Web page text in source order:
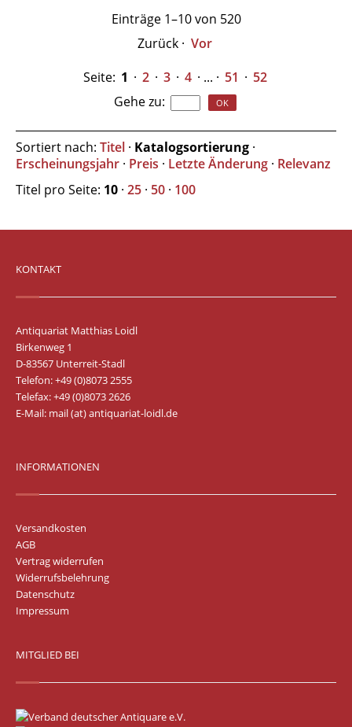
Einträge 1–10 von 520
Zurück· Vor
Seite: 1 · 2 · 3 · 4 · ... · 51 · 52
Gehe zu:
Sortiert nach: Titel · Katalogsortierung ·
Erscheinungsjahr · Preis · Letzte Änderung · Relevanz
Titel pro Seite: 10 · 25 · 50 · 100
KONTAKT
Antiquariat Matthias Loidl
Birkenweg 1
D-83567 Unterreit-Stadl
Telefon: +49 (0)8073 2555
Telefax: +49 (0)8073 2626
E-Mail: mail (at) antiquariat-loidl.de
INFORMATIONEN
Versandkosten
AGB
Vertrag widerrufen
Widerrufsbelehrung
Datenschutz
Impressum
MITGLIED BEI